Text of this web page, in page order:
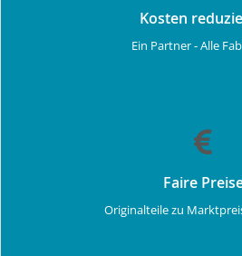
Kosten
Ein Partner - Alle
Faire
Originalteile zu